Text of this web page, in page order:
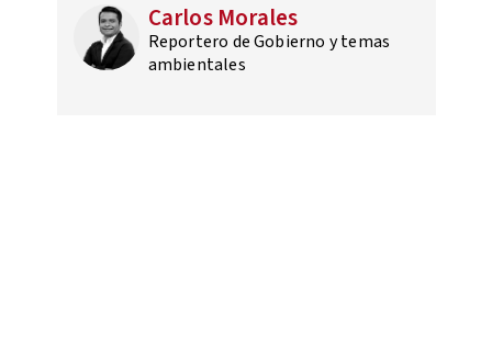
Carlos Morales
Reportero de Gobierno y temas
ambientales